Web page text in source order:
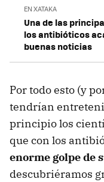
EN XATAKA
Una de las
los antibióticos
buenas noticias
Por todo esto (y
tendrían
principio los
que con los
enorme golpe de
descubriéramos